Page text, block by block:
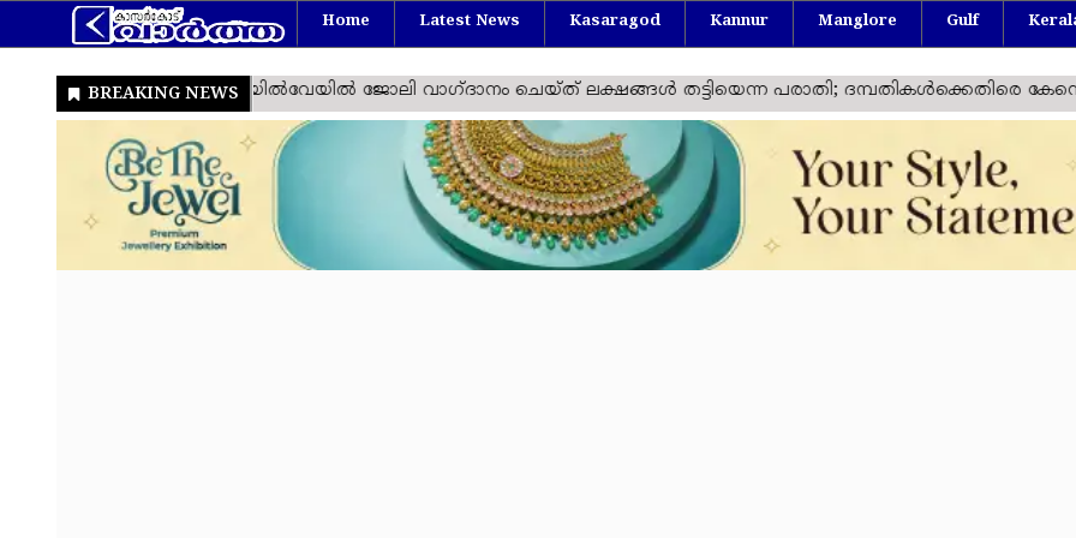
Home Latest News Kasaragod Kannur Manglore Gulf